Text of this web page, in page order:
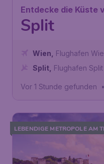
Entdecke die Küste
Split
Wien
Flughafen
Split Flughafen Split
Vor 1 Stunde gefunden •
LEBENDIGE METROPOLE AM